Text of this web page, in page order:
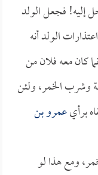
إليه! فجعل الولد
الولد أنه
كان معه فلان من
وشرب الخمر، ولئن
برأيعمرو بن
ومع هذا لو